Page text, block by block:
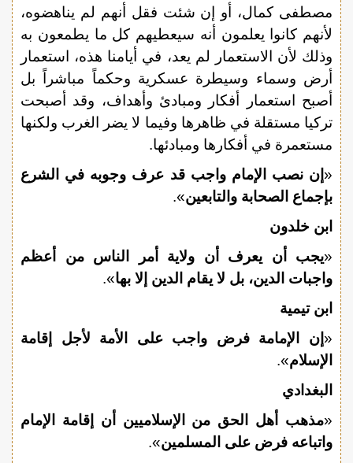
مصطفى كمال، أو إن شئت فقل أنهم لم يناهضوه،
لأنهم كانوا يعلمون أنه سيعطيهم كل ما يطمعون به
وذلك لأن الاستعمار لم يعد، في أيامنا هذه، استعمار
أرض وسماء وسيطرة عسكرية وحكماً مباشراً بل
أصبح استعمار أفكار ومبادئ وأهداف، وقد أصبحت
تركيا مستقلة في ظاهرها وفيما لا يضر الغرب ولكنها
مستعمرة في أفكارها ومبادئها.
« إن نصب الإمام واجب قد عرف وجوبه في الشرع
بإجماع الصحابة والتابعين».
ابن خلدون
«يجب أن يعرف أن ولاية أمر الناس من أعظم
واجبات الدين، بل لا يقام الدين إلا بها».
ابن تيمية
« إن الإمامة فرض واجب على الأمة لأجل إقامة
الإسلام».
البغدادي
«مذهب أهل الحق من الإسلاميين أن إقامة الإمام
واتباعه فرض على المسلمين».